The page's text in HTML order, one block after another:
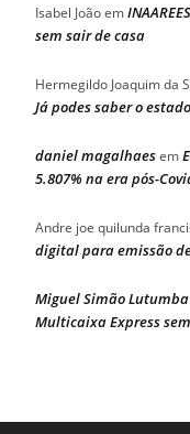
Isabel Joãoem
sem sair de casa
Hermegildo Joaquim da
Já podes saber o
daniel magalhaesem
5.807% na era pós-
Andre joe quilunda
digital para emissão
Miguel Simão Lutumba
Multicaixa Express